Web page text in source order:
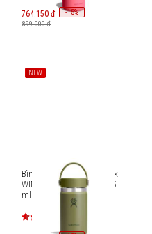
764.150 đ -15%
899.000 đ
NEW
Bình giữ nhiệt Hydro Flask
WIDE FLEX CAP 12 OZ 355
ml W12CTS (Season 2026)